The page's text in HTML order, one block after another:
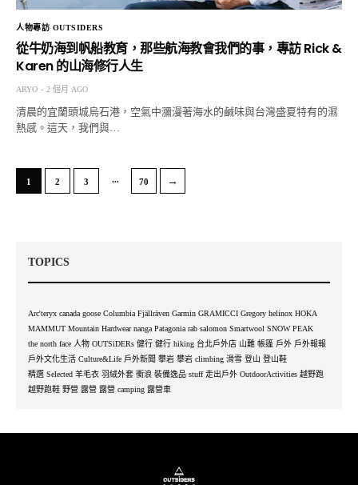
人物專訪 OUTSIDERS
從牛奶海到帆船教育，那些航海教會我們的事，專訪 Rick &
Karen 的山海修行人生
ARYO 2 個月 AGO
清晨的宜蘭頭城烏石港，空氣中瀰漫著海水的鹹味與台灣盛夏特有的濕
熱感。這天，我們與…
1 2 3 ... 70 →
TOPICS
Arc'teryx canada goose Columbia Fjällräven Garmin GRAMICCI Gregory helinox HOKA
MAMMUT Mountain Hardwear nanga Patagonia rab salomon Smartwool SNOW PEAK
the north face 人物 OUTSiDERs 健行 健行 hiking 台北戶外店 山難 帳篷 戶外 戶外報報
戶外文化生活 Culture&Life 戶外新聞 攀岩 攀岩 climbing 滑雪 登山 登山鞋
精選 Selected 羊毛衣 羽絨外套 衝浪 裝備逸品 stuff 走出戶外 OutdoorActivities 越野跑
越野跑鞋 野營 露營 露營 camping 露營車